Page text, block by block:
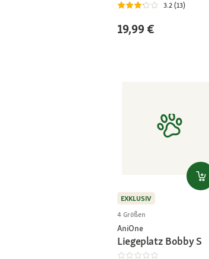
3.2 (13)
19,99 €
EXKLUSIV
4 Größen
AniOne
Liegeplatz Bobby S